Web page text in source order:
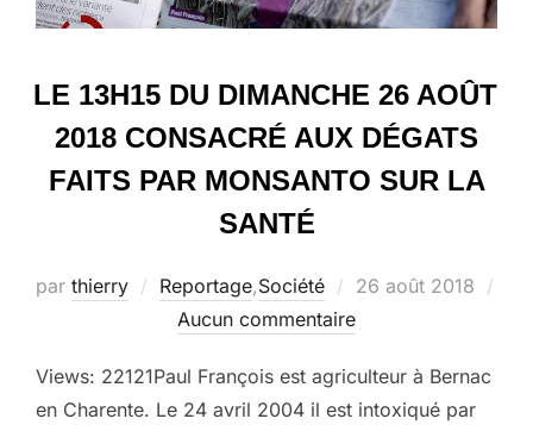
LE 13H15 DU DIMANCHE 26 AOÛT
2018 CONSACRÉ AUX DÉGATS
FAITS PAR MONSANTO SUR LA
SANTÉ
par thierry Reportage,Société
Publié
le
26 août 2018
Aucun commentaire
Views: 22121Paul François est agriculteur à Bernac
en Charente. Le 24 avril 2004 il est intoxiqué par